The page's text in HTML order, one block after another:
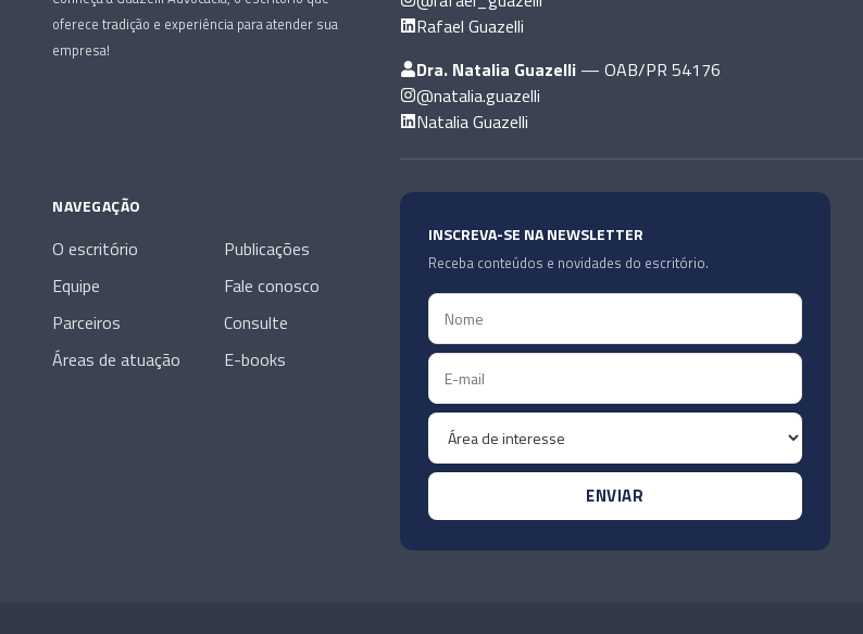
oferece tradição e experiência para atender sua
empresa!
Rafael Guazelli
Dra. Natalia Guazelli— OAB/PR 54176
@natalia.guazelli
Natalia Guazelli
NAVEGAÇÃO
O escritório
Equipe
Parceiros
Áreas de atuação
Publicações
Fale conosco
Consulte
E-books
INSCREVA-SE NA NEWSLETTER
Receba conteúdos e novidades do escritório.